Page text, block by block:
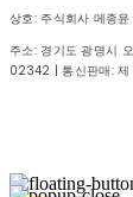
상호: 주식회사 메종
주소: 경기도 광명시
02342 | 통신판매: